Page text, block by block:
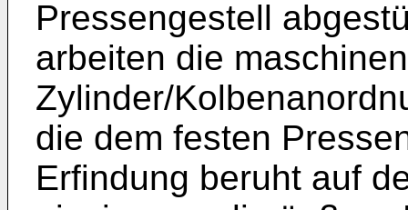
Pressengestell
arbeiten die
Zylinder/
die dem festen
Erfindung beruht auf